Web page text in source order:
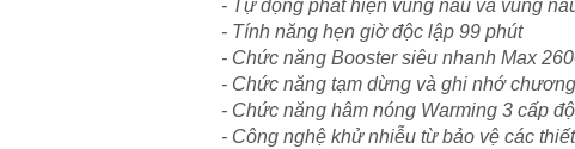
- Tự động phát hiện vùng nấu và vùng
- Tính năng hẹn giờ độc lập 99 phút
- Chức năng Booster siêu nhanh Max
- Chức năng tạm dừng và ghi nhớ
- Chức năng hâm nóng Warming 3 cấp
- Công nghệ khử nhiễu từ bảo vệ các